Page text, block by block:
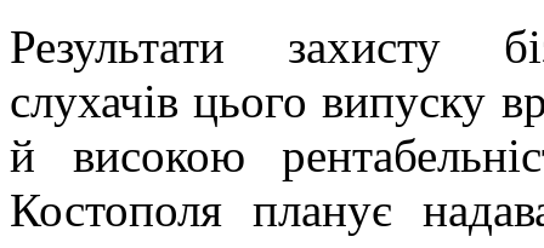
Результати захисту
слухачів цього випуску
й високою
Костополя планує